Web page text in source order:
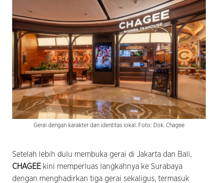
Gerai dengan karakter dan identitas lokal. Foto: Dok. Chagee
Setelah lebih dulu membuka gerai di Jakarta dan Bali,
CHAGEE kini memperluas langkahnya ke Surabaya
dengan menghadirkan tiga gerai sekaligus, termasuk